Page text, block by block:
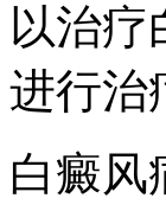
以治疗
进行治
白癜风